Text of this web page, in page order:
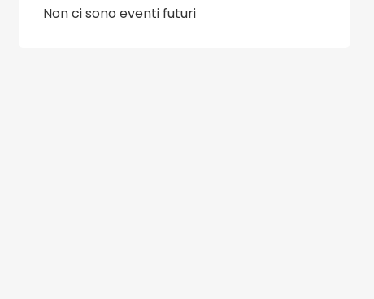
Non ci sono eventi futuri